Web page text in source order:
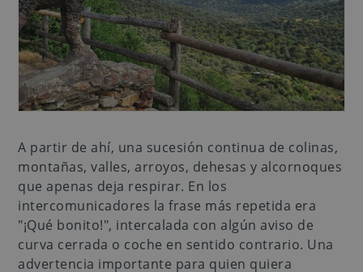
A partir de ahí, una sucesión continua de colinas,
montañas, valles, arroyos, dehesas y alcornoques
que apenas deja respirar. En los
intercomunicadores la frase más repetida era
"¡Qué bonito!", intercalada con algún aviso de
curva cerrada o coche en sentido contrario. Una
advertencia importante para quien quiera